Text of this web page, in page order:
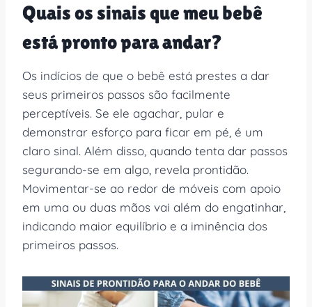
Quais os sinais que meu bebê
está pronto para andar?
Os indícios de que o bebê está prestes a dar
seus primeiros passos são facilmente
perceptíveis. Se ele agachar, pular e
demonstrar esforço para ficar em pé, é um
claro sinal. Além disso, quando tenta dar passos
segurando-se em algo, revela prontidão.
Movimentar-se ao redor de móveis com apoio
em uma ou duas mãos vai além do engatinhar,
indicando maior equilíbrio e a iminência dos
primeiros passos.